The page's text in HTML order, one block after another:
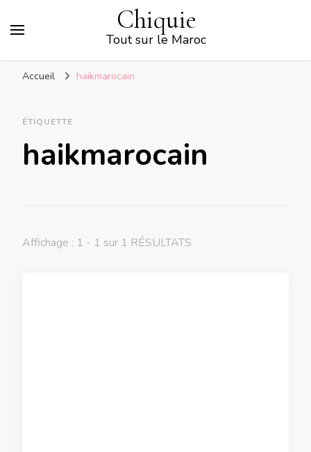
Chiquie
Tout sur le Maroc
Accueil haikmarocain
ÉTIQUETTE
haikmarocain
Affichage : 1 - 1 sur 1 RÉSULTATS